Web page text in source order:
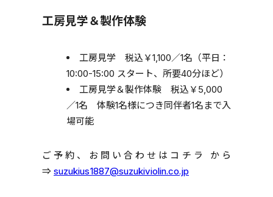
工房見学＆製作体験
工房見学 税込￥1,100／1名（平日：
10:00-15:00 スタート、所要40分ほど）
工房見学＆製作体験 税込￥5,000
／1名 体験1名様につき同伴者1名まで入
場可能
ご予約、お問い合わせはコチラ から
⇒ suzukius1887@suzukiviolin.co.jp